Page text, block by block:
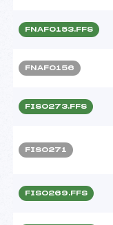
FNAF0153.FFS
FNAF0156
FIS0273.FFS
FIS0271
FIS0269.FFS